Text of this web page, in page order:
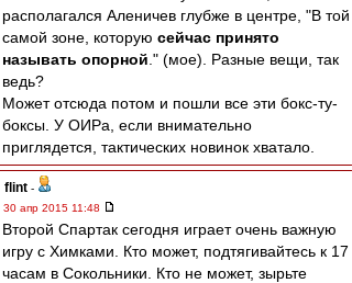
располагался Аленичев глубже в центре, "В той
самой зоне, которую сейчас принято
называть опорной ." (мое). Разные вещи, так
ведь?
Может отсюда потом и пошли все эти бокс-ту-
боксы. У ОИРа, если внимательно
приглядется, тактических новинок хватало.
flint -
30 апр 2015 11:48
Второй Спартак сегодня играет очень важную
игру с Химками. Кто может, подтягивайтесь к 17
часам в Сокольники. Кто не может, зырьте